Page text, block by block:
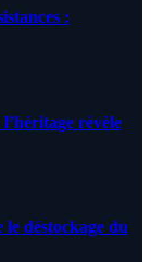
:
révèle
déstockage du